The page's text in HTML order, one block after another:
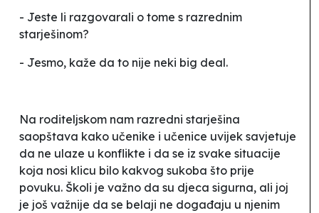
- Jeste li razgovarali o tome s razrednim
starješinom?
- Jesmo, kaže da to nije neki big deal.
Na roditeljskom nam razredni starješina
saopštava kako učenike i učenice uvijek savjetuje
da ne ulaze u konflikte i da se iz svake situacije
koja nosi klicu bilo kakvog sukoba što prije
povuku. Školi je važno da su djeca sigurna, ali joj
je još važnije da se belaji ne događaju u njenim